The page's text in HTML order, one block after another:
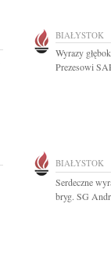
BIAŁYSTOK
Wyrazy
Prezesowi
BIAŁYSTOK
Serdeczne
bryg. SG